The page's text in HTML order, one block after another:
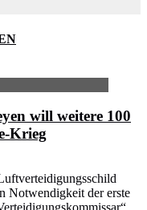
will weitere 100
Krieg
Notwendigkeit der erste